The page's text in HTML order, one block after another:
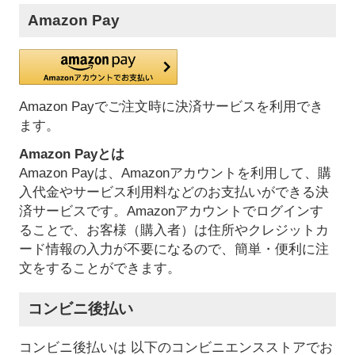
Amazon Pay
Amazon Payでご注文時に決済サービスを利用でき
ます。
Amazon Payとは
Amazon Payは、Amazonアカウントを利用して、購
入代金やサービス利用料などのお支払いができる決
済サービスです。Amazonアカウントでログインす
ることで、お客様（購入者）は住所やクレジットカ
ード情報の入力が不要になるので、簡単・便利に注
文をすることができます。
コンビニ後払い
コンビニ後払いは 以下のコンビニエンスストアでお